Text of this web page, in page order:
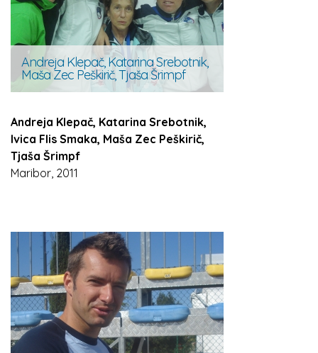
Andreja Klepač, Katarina Srebotnik,
Maša Zec Peškirič, Tjaša Šrimpf
Andreja Klepač, Katarina Srebotnik,
Ivica Flis Smaka, Maša Zec Peškirič,
Tjaša Šrimpf
Maribor, 2011